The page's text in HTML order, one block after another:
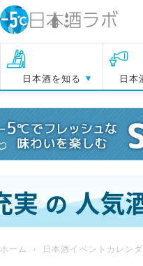
日本酒を知る 日本
ホーム 日本酒イベントカレン